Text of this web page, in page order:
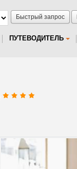
Быстрый запрос
ПУТЕВОДИТЕЛЬ